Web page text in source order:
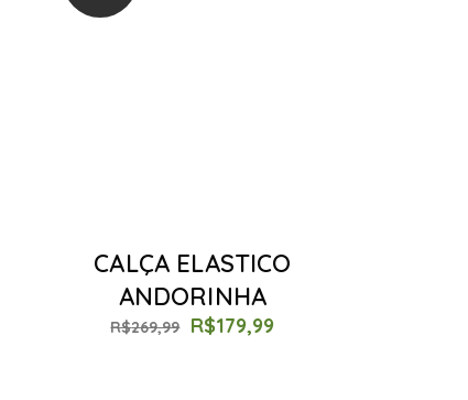
CALÇA ELASTICO
ANDORINHA
R$269,99 R$179,99